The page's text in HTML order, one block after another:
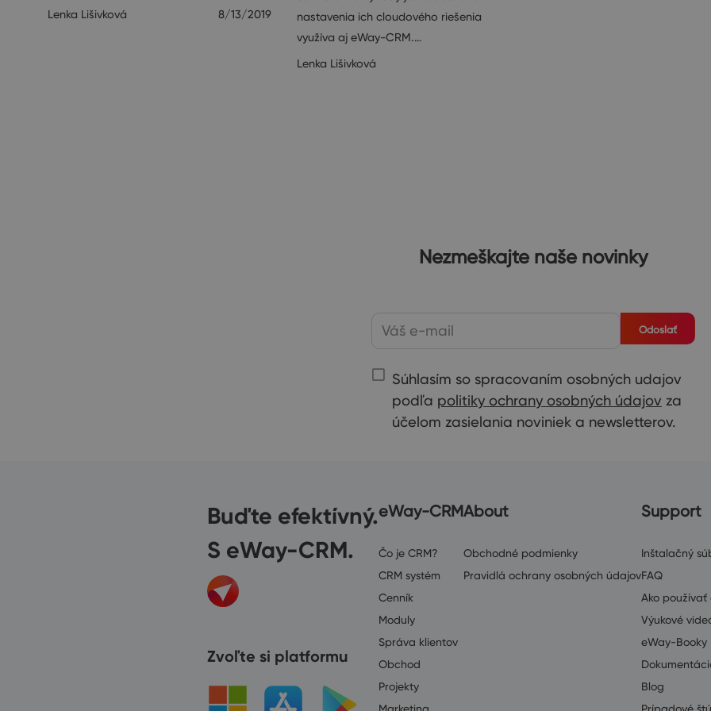
Lenka Lišivková
8/13/2019
nastavenia ich cloudového riešenia
využíva aj eWay-CRM.…
Lenka Lišivková
Nezmeškajte naše novinky
Odoslať
Súhlasím so spracovaním osobných udajov
podľa politiky ochrany osobných údajov za
účelom zasielania noviniek a newsletterov.
Buďte efektívný.
S eWay-CRM.
Zvoľte si platformu
eWay-CRM
Čo je CRM?
CRM systém
Cenník
Moduly
Správa klientov
Obchod
Projekty
Marketing
About
Obchodné podmienky
Pravidlá ochrany osobných údajov
Support
Inštalačný
FAQ
Ako používať
Výukové
eWay-Booky
Blog
Prípadové